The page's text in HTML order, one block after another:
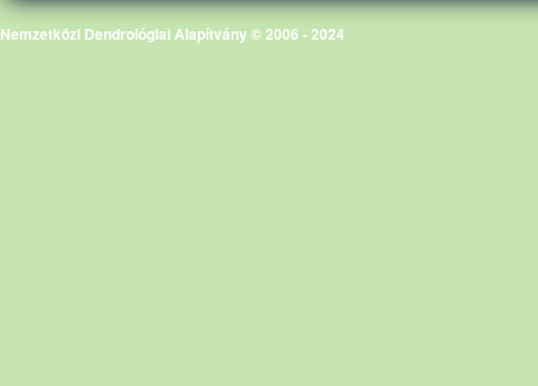
Nemzetközi Dendrológiai Alapítvány © 2006 - 2024